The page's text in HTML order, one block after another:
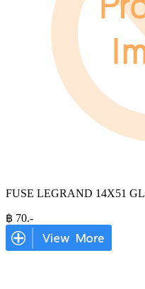
FUSE LEGRAND 14X51
฿ 70.-